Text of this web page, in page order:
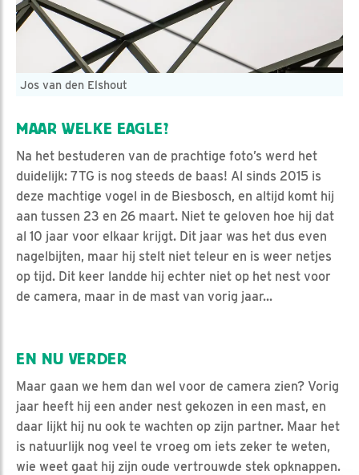
Jos van den Elshout
MAAR WELKE EAGLE?
Na het bestuderen van de prachtige foto’s werd het
duidelijk: 7TG is nog steeds de baas! Al sinds 2015 is
deze machtige vogel in de Biesbosch, en altijd komt hij
aan tussen 23 en 26 maart. Niet te geloven hoe hij dat
al 10 jaar voor elkaar krijgt. Dit jaar was het dus even
nagelbijten, maar hij stelt niet teleur en is weer netjes
op tijd. Dit keer landde hij echter niet op het nest voor
de camera, maar in de mast van vorig jaar...
EN NU VERDER
Maar gaan we hem dan wel voor de camera zien? Vorig
jaar heeft hij een ander nest gekozen in een mast, en
daar lijkt hij nu ook te wachten op zijn partner. Maar het
is natuurlijk nog veel te vroeg om iets zeker te weten,
wie weet gaat hij zijn oude vertrouwde stek opknappen.